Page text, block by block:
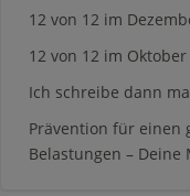
12 von 12 im
12 von 12 im Oktober
Ich schreibe dann
Prävention für einen
Belastungen – Deine